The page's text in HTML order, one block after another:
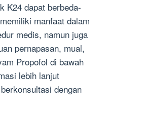
K24 dapat berbeda-
manfaat dalam
medis, namun juga
pernapasan, mual,
Propofol di bawah
lebih lanjut
dengan